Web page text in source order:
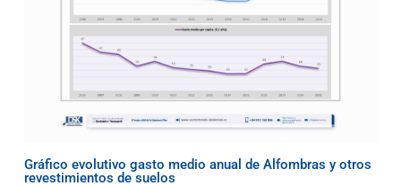
Gráfico evolutivo gasto medio anual de Alfombras y otros
revestimientos de suelos